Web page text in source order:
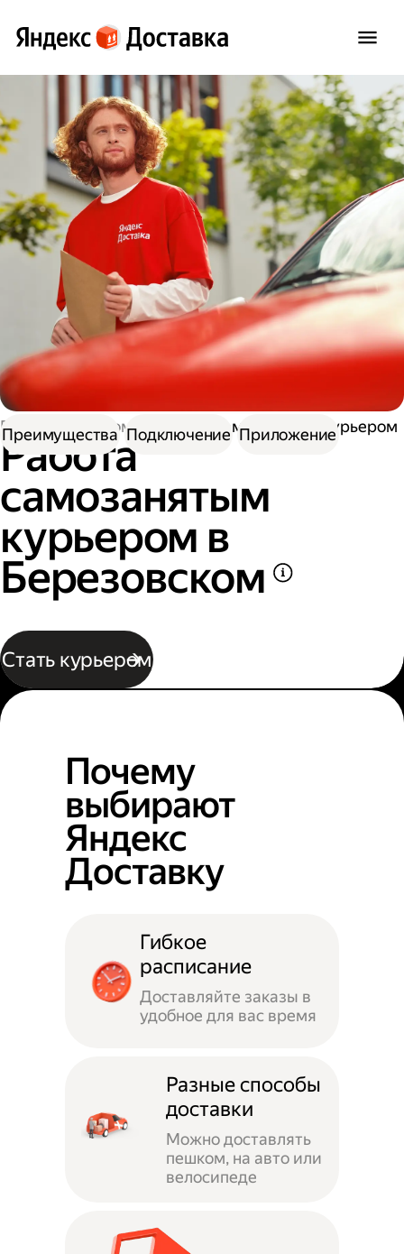
Работа курьером Работа самозанятым курьером
Работа
самозанятым
курьером в
Березовском
Стать курьером
Преимущества Подключение Приложение
Почему
выбирают
Яндекс
Доставку
Гибкое
расписание
Доставляйте заказы в
удобное для вас время
Разные способы
доставки
Можно доставлять
пешком, на авто или
велосипеде